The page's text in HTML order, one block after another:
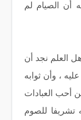
أن الصيام لم
العلم نجد أن
، وأن ثوابه
أحب العبادات
تشريفا للصوم